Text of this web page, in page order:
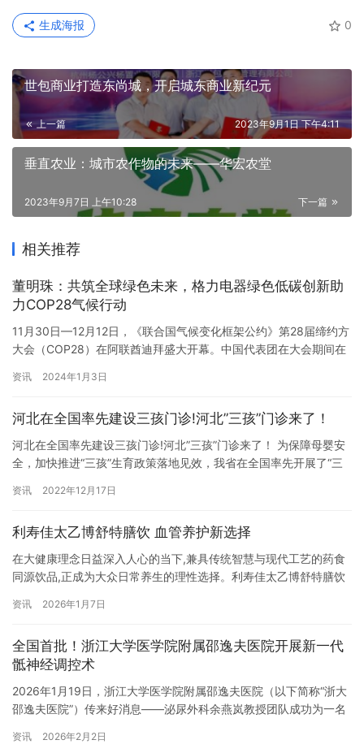
0
生成海报
世包商业打造东尚城，开启城东商业新纪元
上一篇 2023年9月1日 下午4:11
垂直农业：城市农作物的未来——华宏农堂
下一篇
2023年9月7日 上午10:28
相关推荐
董明珠：共筑全球绿色未来，格力电器绿色低碳创新助
力COP28气候行动
11月30日—12月12日，《联合国气候变化框架公约》第28届缔约方
大会（COP28）在阿联酋迪拜盛大开幕。中国代表团在大会期间在
于12月3日出席会议，为中国企业发声，共同探讨全球绿色未来。
碳时代》主题讲话。她以格力电器为例，展示了中…
资讯 2024年1月3日
河北在全国率先建设三孩门诊!河北”三孩”门诊来了！
河北在全国率先建设三孩门诊!河北”三孩”门诊来了！ 为保障母婴安
全，加快推进“三孩”生育政策落地见效，我省在全国率先开展了“三
估标准，并积极协调省财政下拨专项资金予以支持，加快健全完善
施。 根据建设方案，省卫生健康委要求各市妇幼保健机构结合自…
资讯 2022年12月17日
利寿佳太乙博舒特膳饮 血管养护新选择
在大健康理念日益深入人心的当下,兼具传统智慧与现代工艺的药食
同源饮品,正成为大众日常养生的理性选择。利寿佳太乙博舒特膳饮
与现代科技深度融合,打造出一款契合多元生活需求的草本特膳饮品,
原料的严苛甄选。品牌严选西红花、茯苓、党参、葛根…
资讯 2026年1月7日
全国首批！浙江大学医学院附属邵逸夫医院开展新一代
骶神经调控术
2026年1月19日，浙江大学医学院附属邵逸夫医院（以下简称“浙大
邵逸夫医院”）传来好消息——泌尿外科余燕岚教授团队成功为一名
经调控系统。该患者曾接受宫颈癌术后放化疗，被排尿困难顽疾困
资讯 2026年2月2日